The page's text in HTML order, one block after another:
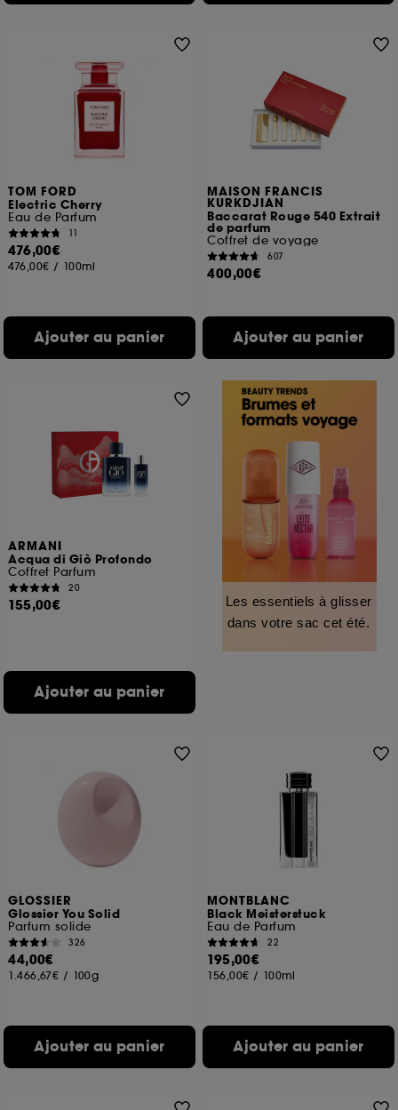
TOM FORD
Electric Cherry
Eau de Parfum
11
476,00€
476,00€ / 100ml
Ajouter au panier
MAISON FRANCIS
KURKDJIAN
Baccarat Rouge 540 Extrait
de parfum
Coffret de voyage
607
400,00€
Ajouter au panier
ARMANI
Acqua di Giò Profondo
Coffret Parfum
20
155,00€
Ajouter au panier
Les essentiels à glisser
dans votre sac cet été.
GLOSSIER
Glossier You Solid
Parfum solide
326
44,00€
1.466,67€ / 100g
Ajouter au panier
MONTBLANC
Black Meisterstuck
Eau de Parfum
22
195,00€
156,00€ / 100ml
Ajouter au panier